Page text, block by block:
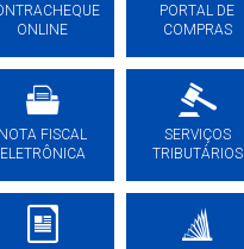
ONLINE
PORTAL DE
COMPRAS
FISCAL
ELETRÔNICA
SERVIÇOS
TRIBUTÁRIOS